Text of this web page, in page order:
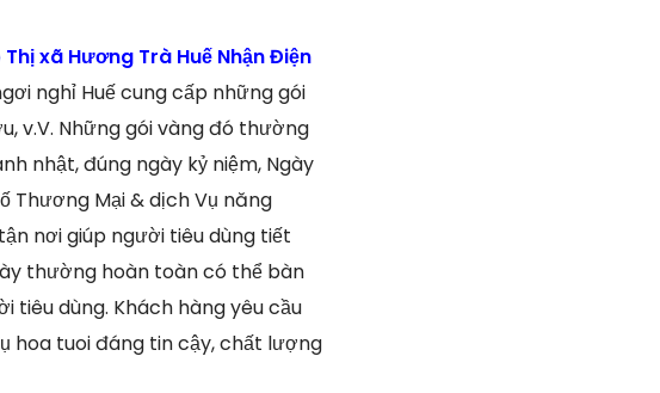
xã Hương Trà Huế Nhận Điện
nghỉ Huế cung cấp những gói
v.V. Những gói vàng đó thường
nhật, đúng ngày kỷ niệm, Ngày
Mại & dịch Vụ năng
nơi giúp người tiêu dùng tiết
thường hoàn toàn có thể bàn
tiêu dùng. Khách hàng yêu cầu
hoa tuoi đáng tin cậy, chất lượng